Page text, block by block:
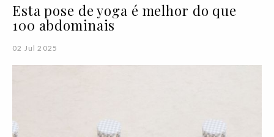
Esta pose de yoga é melhor do que
100 abdominais
02 Jul 2025